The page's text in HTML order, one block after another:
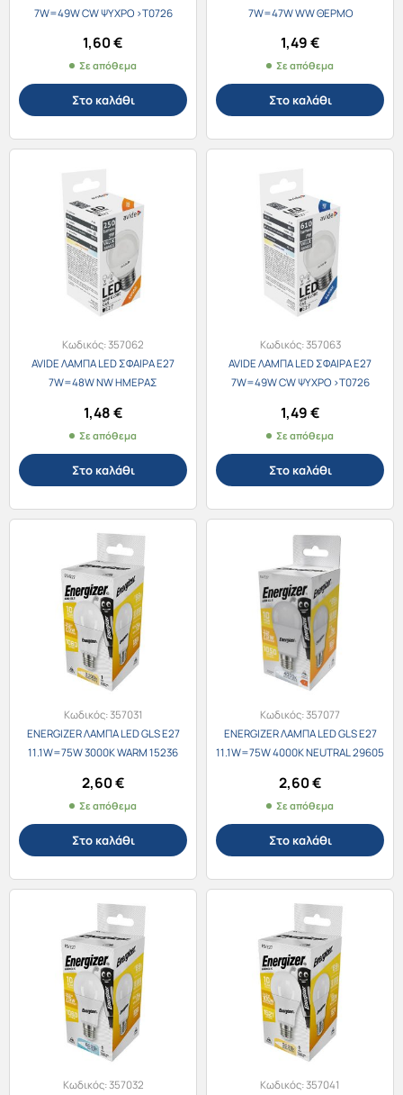
7W=49W CW ΨΥΧΡΟ >Τ0726
1,60€
Σε απόθεμα
Στο καλάθι
7W=47W WW ΘΕΡΜΟ
1,49€
Σε απόθεμα
Στο καλάθι
Κωδικός:357062
AVIDE ΛΑΜΠΑ LED ΣΦΑΙΡΑ E27
7W=48W ΝW ΗΜΕΡΑΣ
1,48€
Σε απόθεμα
Στο καλάθι
Κωδικός:357063
AVIDE ΛΑΜΠΑ LED ΣΦΑΙΡΑ E27
7W=49W CW ΨΥΧΡΟ >Τ0726
1,49€
Σε απόθεμα
Στο καλάθι
Κωδικός:357031
ENERGIZER ΛΑΜΠΑ LED GLS E27
11.1W=75W 3000K WARM 15236
2,60€
Σε απόθεμα
Στο καλάθι
Κωδικός:357077
ENERGIZER ΛΑΜΠΑ LED GLS E27
11.1W=75W 4000K NEUTRAL 29605
2,60€
Σε απόθεμα
Στο καλάθι
Κωδικός:357032
Κωδικός:357041